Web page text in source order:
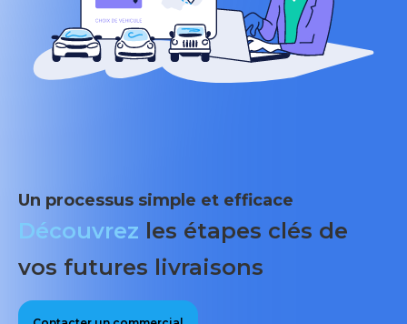
Un processus simple et efficace
Découvrez les étapes clés de
vos futures livraisons